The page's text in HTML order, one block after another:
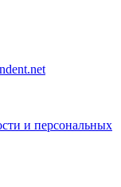
и персональных